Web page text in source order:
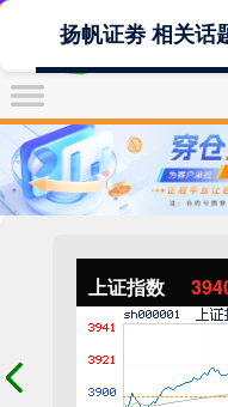
上证指数
扬帆证劵 相关话